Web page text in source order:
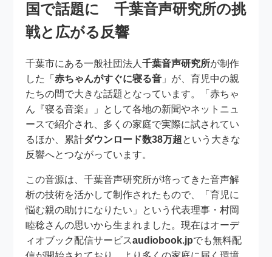
国で話題に 千葉音声研究所の挑
戦と広がる反響
千葉市にある一般社団法人千葉音声研究所が制作
した「赤ちゃんがすぐに寝る音 」が、育児中の親
たちの間で大きな話題となっています。「赤ちゃ
ん『寝る音楽』」として各地の新聞やネットニュ
ースで紹介され、多くの家庭で実際に試されてい
るほか、累計ダウンロード数38万超という大きな
反響へとつながっています。
この音源は、千葉音声研究所が培ってきた音声解
析の技術を活かして制作されたもので、「育児に
悩む親の助けになりたい」という代表理事・村岡
睦稔さんの思いから生まれました。現在はオーデ
ィオブック配信サービスaudiobook.jpでも無料配